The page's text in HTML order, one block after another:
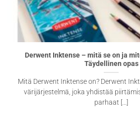
Derwent Inktense – mitä se on ja
Täydellinen opas
Mitä Derwent Inktense on? Derwent
värijärjestelmä, joka yhdistää
parhaat [...]